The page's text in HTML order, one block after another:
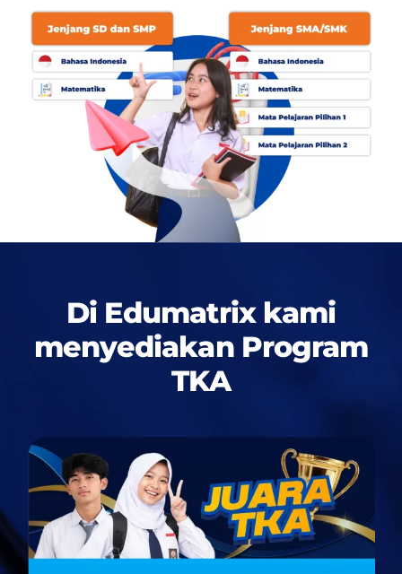
Di Edumatrix kami
menyediakan Program
TKA